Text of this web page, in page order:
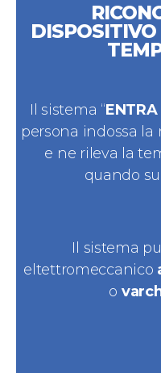
Il sistema “ENTRA
persona indossa
e ne rileva la
quando
Il sistema
eltettromeccanico
o